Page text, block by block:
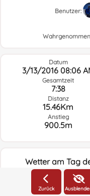
Benutzer:
Datum
3/13/2016 08:06
Gesamtzeit
7:38
Distanz
15.46Km
Anstieg
900.5m
Wetter am Tag
Zurück